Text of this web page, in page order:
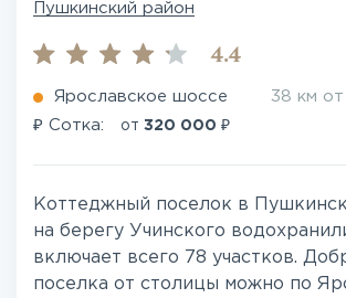
Пушкинский район
4.4
Ярославское шоссе 38 км
₽ Сотка: от 320 000 ₽
Коттеджный поселок в
на берегу Учинского
включает всего 78 участков.
поселка от столицы можно по